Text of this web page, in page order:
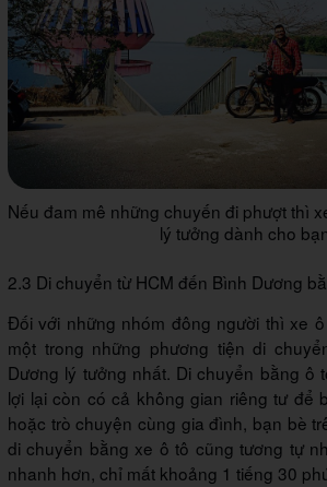
Nếu đam mê những chuyến đi phượt thì
lý tưởng dành cho
2.3 Di chuyển từ HCM đến Bình Dương
Đối với những nhóm đông người thì xe
một trong những phương tiện di
Dương lý tưởng nhất. Di chuyển bằng ô
lợi lại còn có cả không gian riêng tư để
hoặc trò chuyện cùng gia đình, bạn bè
di chuyển bằng xe ô tô cũng tương tự
nhanh hơn, chỉ mất khoảng 1 tiếng 30